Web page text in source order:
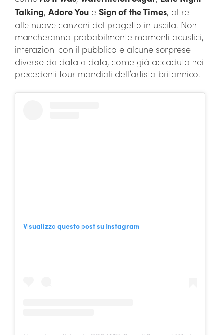
Talking, Adore You e Sign of the Times, oltre
alle nuove canzoni del progetto in uscita. Non
mancheranno probabilmente momenti acustici,
interazioni con il pubblico e alcune sorprese
diverse da data a data, come già accaduto nei
precedenti tour mondiali dell’artista britannico.
Visualizza questo post su Instagram